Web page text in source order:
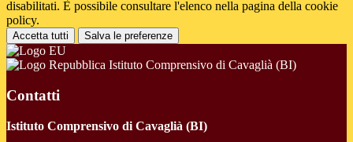
disabilitati. È possibile consultare l'elenco nella pagina della cookie
policy.
Accetta tutti Salva le preferenze
Istituto Comprensivo di Cavaglià (BI)
Contatti
Istituto Comprensivo di Cavaglià (BI)